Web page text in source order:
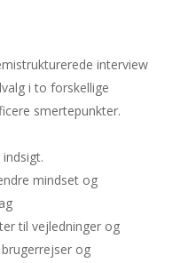
interview
i to forskellige
smertepunkter.
mindset og
til vejledninger og
og